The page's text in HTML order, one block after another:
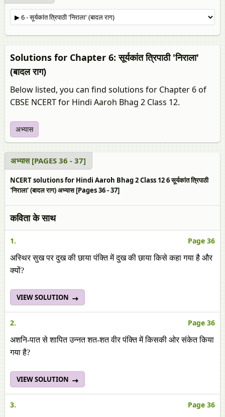
Solutions for Chapter 6: सूर्यकांत त्रिपाठी 'निराला'
(बादल राग)
Below listed, you can find solutions for Chapter 6 of
CBSE NCERT for Hindi Aaroh Bhag 2 Class 12.
अभ्यास
अभ्यास [PAGES 36 - 37]
NCERT solutions for Hindi Aaroh Bhag 2 Class 12 6 सूर्यकांत त्रिपाठी
'निराला' (बादल राग) अभ्यास [Pages 36 - 37]
कविता के साथ
1. Page 36
अस्थिर सुख पर दुख की छाया पंक्ति में दुख की छाया किसे कहा गया है और
क्यों?
VIEW SOLUTION
2. Page 36
अशनि-पात से शापित उन्नत शत-शत वीर पंक्ति में किसकी ओर संकेत किया
गया है?
VIEW SOLUTION
3. Page 36